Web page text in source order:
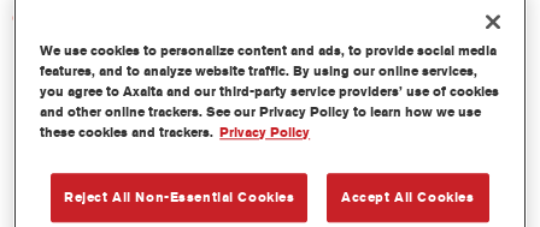
Características del producto
Excelente cubrición con una excepcional igualación del color.
Aplicación rápida y rentable - mayor rendimiento y
productividad.
Forma parte de un completo sistema especializado de tintes
Amplias posibilidades de aplicación.
Versátil - se puede usar en diferentes condiciones climáticas
We use cookies to personalize content and ads, to provide social media
features, and to analyze website traffic. By using our online services,
you agree to Axalta and our third-party service providers’ use of cookies
and other online trackers. See our Privacy Policy to learn how we use
these cookies and trackers. Privacy Policy
Reject All Non-Essential Cookies Accept All Cookies